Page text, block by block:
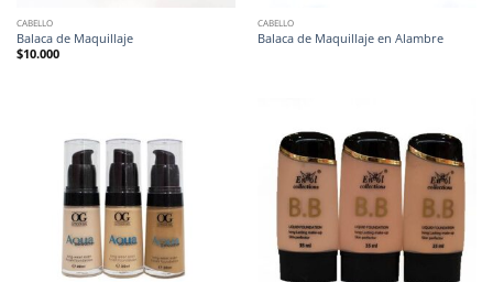
CABELLO
Balaca de Maquillaje
$10.000
CABELLO
Balaca de Maquillaje en Alambre